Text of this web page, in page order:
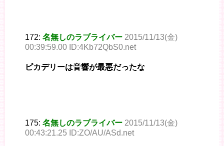
172: 名無しのラブライバー 2015/11/13(金)
00:39:59.00 ID:4Kb72QbS0.net
ピカデリーは音響が最悪だったな
175: 名無しのラブライバー 2015/11/13(金)
00:43:21.25 ID:ZO/AU/ASd.net